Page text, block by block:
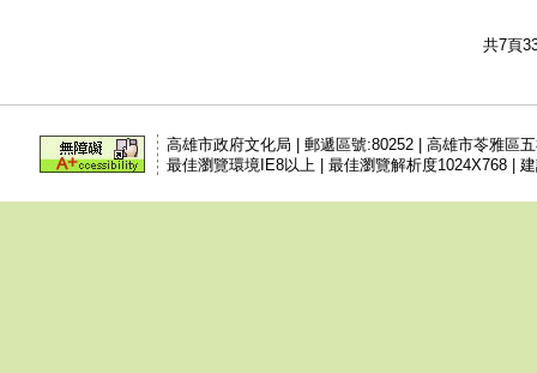
共7頁
高雄市政府文化局 | 郵遞區號:80252 | 高雄市苓雅區
最佳瀏覽環境IE8以上 | 最佳瀏覽解析度1024X768 |